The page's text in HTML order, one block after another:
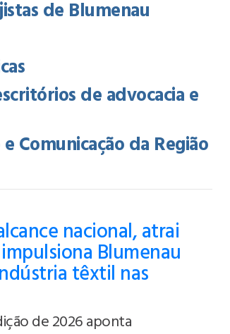
de Blumenau
de advocacia e
Comunicação da Região
nacional, atrai
Blumenau
têxtil nas
de 2026 aponta